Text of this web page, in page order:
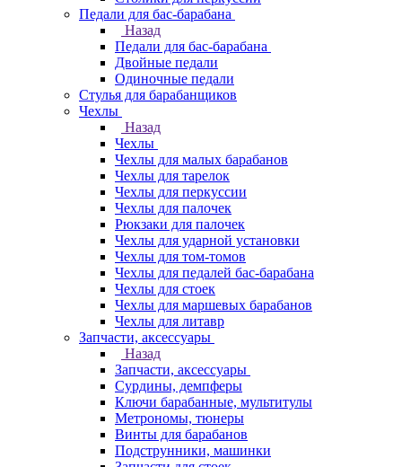
Педали для бас-барабана
Назад
Педали для бас-барабана
Двойные педали
Одиночные педали
Стулья для барабанщиков
Чехлы
Назад
Чехлы
Чехлы для малых барабанов
Чехлы для тарелок
Чехлы для перкуссии
Чехлы для палочек
Рюкзаки для палочек
Чехлы для ударной установки
Чехлы для том-томов
Чехлы для педалей бас-барабана
Чехлы для стоек
Чехлы для маршевых барабанов
Чехлы для литавр
Запчасти, аксессуары
Назад
Запчасти, аксессуары
Сурдины, демпферы
Ключи барабанные, мультитулы
Метрономы, тюнеры
Винты для барабанов
Подструнники, машинки